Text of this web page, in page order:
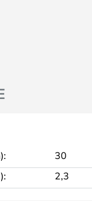
30
2,3